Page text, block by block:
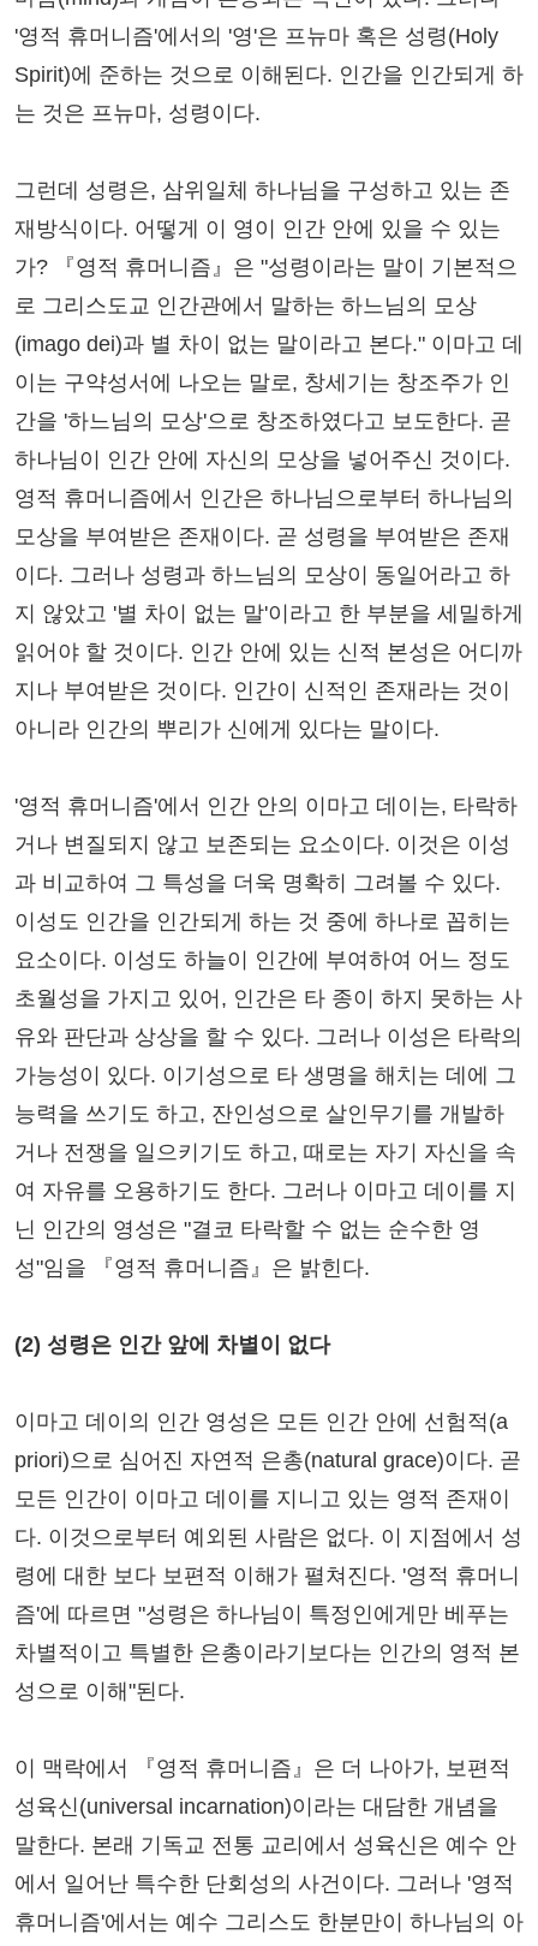
'영적 휴머니즘'에서의 '영'은 프뉴마 혹은 성령(Holy
Spirit)에 준하는 것으로 이해된다. 인간을 인간되게 하
는 것은 프뉴마, 성령이다.
그런데 성령은, 삼위일체 하나님을 구성하고 있는 존
재방식이다. 어떻게 이 영이 인간 안에 있을 수 있는
가? 『영적 휴머니즘』은 "성령이라는 말이 기본적으
로 그리스도교 인간관에서 말하는 하느님의 모상
(imago dei)과 별 차이 없는 말이라고 본다." 이마고 데
이는 구약성서에 나오는 말로, 창세기는 창조주가 인
간을 '하느님의 모상'으로 창조하였다고 보도한다. 곧
하나님이 인간 안에 자신의 모상을 넣어주신 것이다.
영적 휴머니즘에서 인간은 하나님으로부터 하나님의
모상을 부여받은 존재이다. 곧 성령을 부여받은 존재
이다. 그러나 성령과 하느님의 모상이 동일어라고 하
지 않았고 '별 차이 없는 말'이라고 한 부분을 세밀하게
읽어야 할 것이다. 인간 안에 있는 신적 본성은 어디까
지나 부여받은 것이다. 인간이 신적인 존재라는 것이
아니라 인간의 뿌리가 신에게 있다는 말이다.
'영적 휴머니즘'에서 인간 안의 이마고 데이는, 타락하
거나 변질되지 않고 보존되는 요소이다. 이것은 이성
과 비교하여 그 특성을 더욱 명확히 그려볼 수 있다.
이성도 인간을 인간되게 하는 것 중에 하나로 꼽히는
요소이다. 이성도 하늘이 인간에 부여하여 어느 정도
초월성을 가지고 있어, 인간은 타 종이 하지 못하는 사
유와 판단과 상상을 할 수 있다. 그러나 이성은 타락의
가능성이 있다. 이기성으로 타 생명을 해치는 데에 그
능력을 쓰기도 하고, 잔인성으로 살인무기를 개발하
거나 전쟁을 일으키기도 하고, 때로는 자기 자신을 속
여 자유를 오용하기도 한다. 그러나 이마고 데이를 지
닌 인간의 영성은 "결코 타락할 수 없는 순수한 영
성"임을 『영적 휴머니즘』은 밝힌다.
(2) 성령은 인간 앞에 차별이 없다
이마고 데이의 인간 영성은 모든 인간 안에 선험적(a
priori)으로 심어진 자연적 은총(natural grace)이다. 곧
모든 인간이 이마고 데이를 지니고 있는 영적 존재이
다. 이것으로부터 예외된 사람은 없다. 이 지점에서 성
령에 대한 보다 보편적 이해가 펼쳐진다. '영적 휴머니
즘'에 따르면 "성령은 하나님이 특정인에게만 베푸는
차별적이고 특별한 은총이라기보다는 인간의 영적 본
성으로 이해"된다.
이 맥락에서 『영적 휴머니즘』은 더 나아가, 보편적
성육신(universal incarnation)이라는 대담한 개념을
말한다. 본래 기독교 전통 교리에서 성육신은 예수 안
에서 일어난 특수한 단회성의 사건이다. 그러나 '영적
휴머니즘'에서는 예수 그리스도 한분만이 하나님의 아